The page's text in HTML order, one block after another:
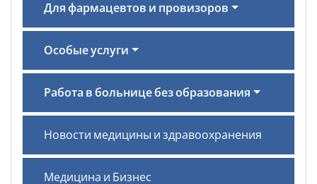
Для фармацевтов и провизоров
Особые услуги
Работа в больнице без образования
Новости медицины и здравоохранения
Медицина и Бизнес